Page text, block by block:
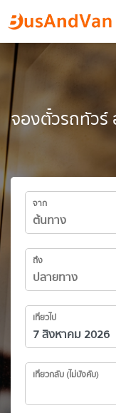
จองตั๋วรถทัวร์
จาก
ถึง
เที่ยวไป
เที่ยวกลับ (ไม่บังคับ)